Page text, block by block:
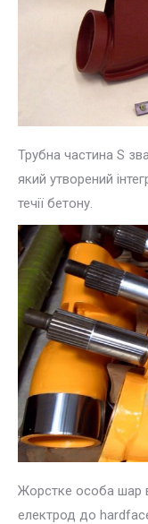
Трубна частина S
який утворений
течії бетону.
Жорстке особа шар
електрод до